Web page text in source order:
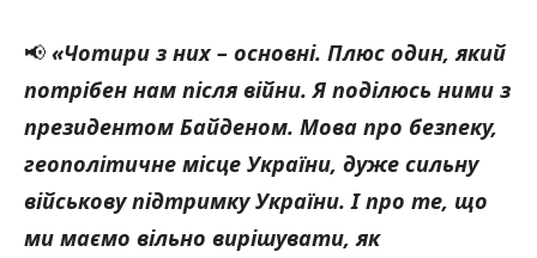
📢 «Чотири з них – основні. Плюс один, який
потрібен нам після війни. Я поділюсь ними з
президентом Байденом. Мова про безпеку,
геополітичне місце України, дуже сильну
військову підтримку України. І про те, що
ми маємо вільно вирішувати, як